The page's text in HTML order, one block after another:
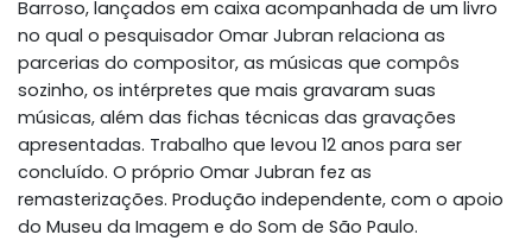
Barroso, lançados em caixa acompanhada de um livro
no qual o pesquisador Omar Jubran relaciona as
parcerias do compositor, as músicas que compôs
sozinho, os intérpretes que mais gravaram suas
músicas, além das fichas técnicas das gravações
apresentadas. Trabalho que levou 12 anos para ser
concluído. O próprio Omar Jubran fez as
remasterizações. Produção independente, com o apoio
do Museu da Imagem e do Som de São Paulo.